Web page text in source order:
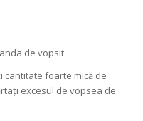
de vopsit
foarte mică de
excesul de vopsea de